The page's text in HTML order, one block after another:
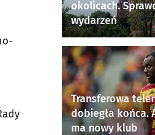
okolicach.
wydarzeń
Transferowa
dobiegła końca.
ma nowy klub